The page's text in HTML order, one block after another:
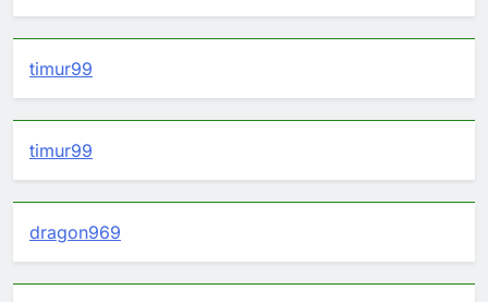
timur99
timur99
dragon969